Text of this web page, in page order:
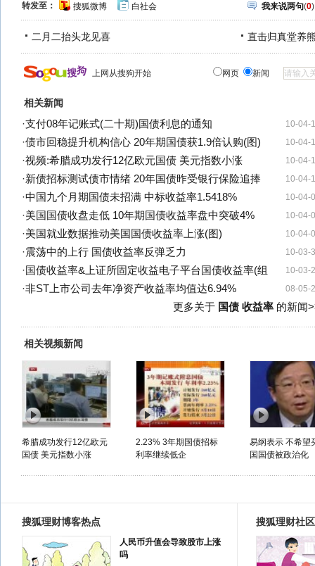
转发至： 搜狐微博 白社会 我来说两句(0)
二月二抬头龙见喜 直击归真堂养
上网从搜狗开始 网页 新闻
相关新闻
10-04-
·支付08年记账式(二十期)国债利息的通知
10-04-
·债市回稳提升机构信心 20年期国债获1.9倍认购(图)
10-04-
·视频:希腊成功发行12亿欧元国债 美元指数小涨
10-04-
·新债招标测试债市情绪 20年国债昨受银行保险追捧
10-04-
·中国九个月期国债未招满 中标收益率1.5418%
10-04-
·美国国债收盘走低 10年期国债收益率盘中突破4%
10-04-
·美国就业数据推动美国国债收益率上涨(图)
10-03-
·震荡中的上行 国债收益率反弹乏力
10-03-
· 国债收益率&上证所固定收益电子平台国债收益率(组
08-05-
·非ST上市公司去年净资产收益率均值达6.94%
更多关于 国债 收益率的新闻
相关视频新闻
希腊成功发行12亿欧元
国债 美元指数小涨
2.23% 3年期国债招标
利率继续低企
易纲表示 不希望
国国债被政治化
搜狐理财博客热点
人民币升值会导致股市上涨
吗
搜狐理财社